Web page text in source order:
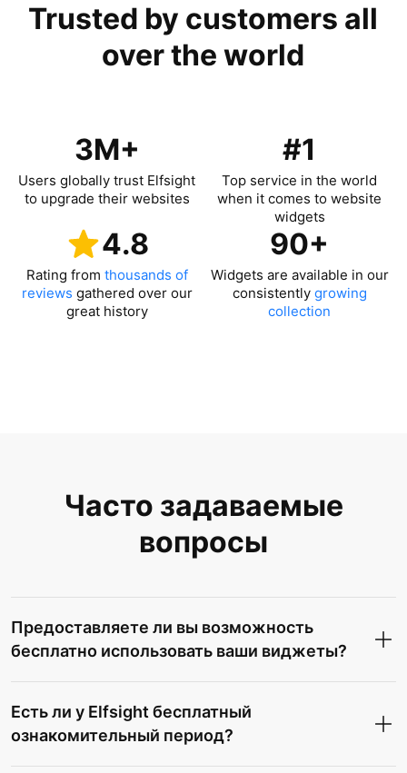
Trusted by customers all
over the world
3M+
Users globally trust Elfsight
to upgrade their websites
#1
Top service in the world
when it comes to website
widgets
4.8
Rating from thousands of
reviews gathered over our
great history
90+
Widgets are available in our
consistently growing
collection
Часто задаваемые
вопросы
Предоставляете ли вы возможность
бесплатно использовать ваши виджеты?
Есть ли у Elfsight бесплатный
ознакомительный период?